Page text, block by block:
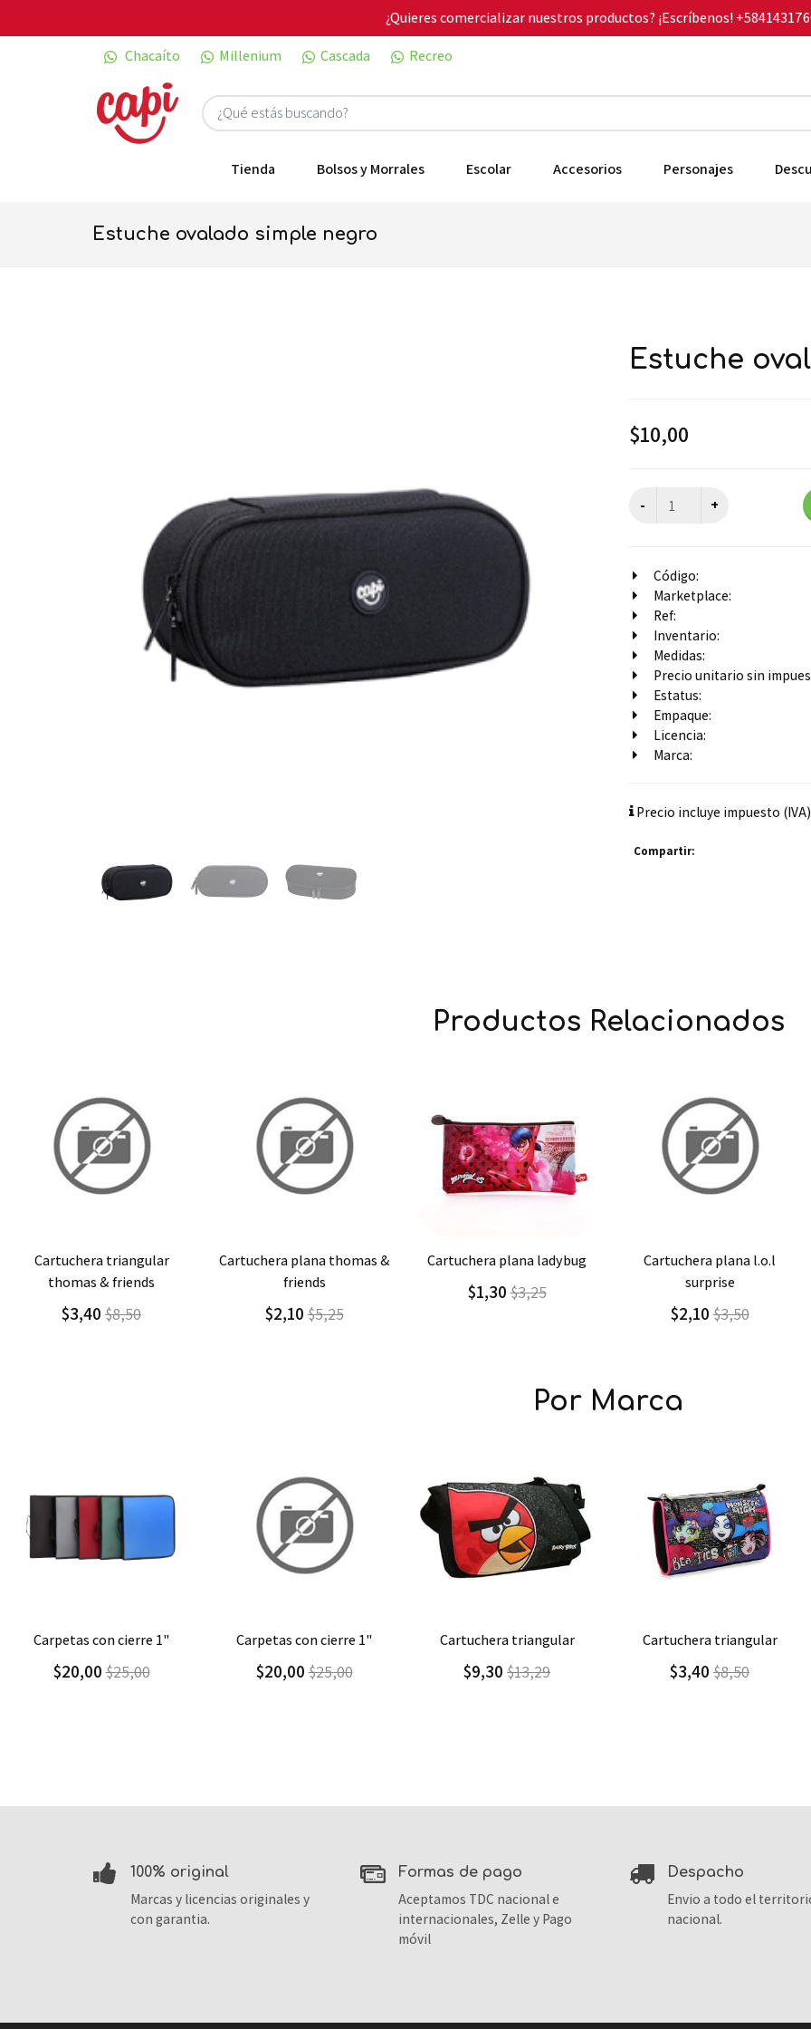
¿Quieres comercializar nuestros productos? ¡Escríbenos!
Chacaíto
Millenium Cascada Recreo
Tienda Bolsos y Morrales Escolar Accesorios Personajes
estuche ovalado simple negro
estuche
$10,00
Código:
Marketplace:
Ref:
Inventario:
Medidas:
Precio unitario sin
Estatus:
Empaque:
Licencia:
Marca:
Precio incluye impuesto
Compartir:
Productos Relacionados
Agregar Detalle
friends
$2,10 $5,25
Agregar Detalle
cartuchera plana ladybug
$1,30$3,25
Agregar Detalle
cartuchera plana l.o.l
surprise
Agregar Detalle
simpsons
$3,00 $4,29
Por Marca
Agregar Detalle
carpetas con cierre 1"
$20,00$25,00
Agregar Detalle
cartuchera triangular
$9,30 $13,29
Agregar Detalle
cartuchera triangular
$3,40 $8,50
Agregar Detalle
cartuchera plana
$2,60 $13,00
100% original
Marcas y licencias originales y
con garantia.
formas de pago
Aceptamos TDC nacional e
internacionales, Zelle y Pago
móvil
despacho
Envio a todo el
nacional.